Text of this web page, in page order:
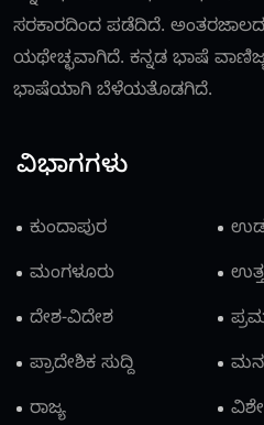
ಸರಕಾರದಿಂದ ಪಡೆದಿದೆ.
ಯಥೇಚ್ಛವಾಗಿದೆ. ಕನ್ನಡ ಭಾಷೆ
ಭಾಷೆಯಾಗಿ ಬೆಳೆಯತೊಡಗಿದೆ.
ವಿಭಾಗಗಳು
ಕುಂದಾಪುರ
ಮಂಗಳೂರು
ದೇಶ-ವಿದೇಶ
ಪ್ರಾದೇಶಿಕ ಸುದ್ದಿ
ರಾಜ್ಯ